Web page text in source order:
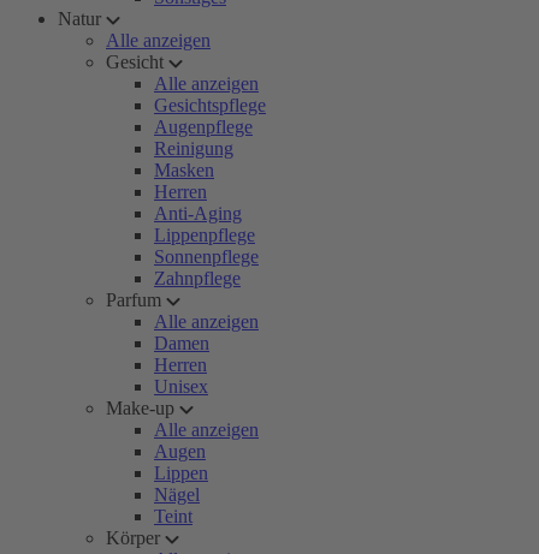
Natur
Alle anzeigen
Gesicht
Alle anzeigen
Gesichtspflege
Augenpflege
Reinigung
Masken
Herren
Anti-Aging
Lippenpflege
Sonnenpflege
Zahnpflege
Parfum
Alle anzeigen
Damen
Herren
Unisex
Make-up
Alle anzeigen
Augen
Lippen
Nägel
Teint
Körper